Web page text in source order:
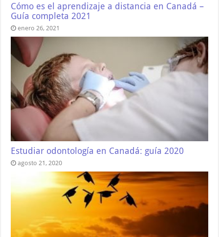
Cómo es el aprendizaje a distancia en Canadá –
Guía completa 2021
enero 26, 2021
Estudiar odontología en Canadá: guía 2020
agosto 21, 2020